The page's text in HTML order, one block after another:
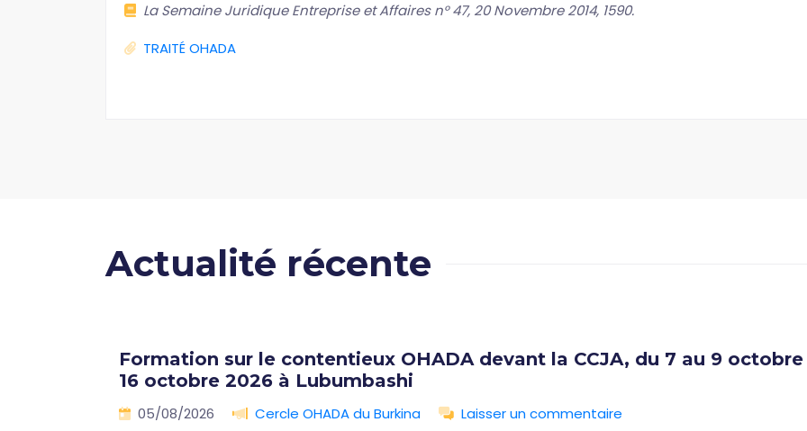
La Semaine Juridique Entreprise et Affaires n° 47, 20 Novembre 2014, 1590.
TRAITÉ OHADA
Actualité récente
Formation sur le contentieux OHADA devant la CCJA, du 7 au 9
16 octobre 2026 à Lubumbashi
05/08/2026 Cercle OHADA du Burkina Laisser un commentaire